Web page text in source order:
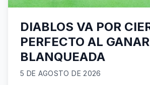
DIABLOS VA POR
PERFECTO AL
BLANQUEADA
5 DE AGOSTO DE 2026